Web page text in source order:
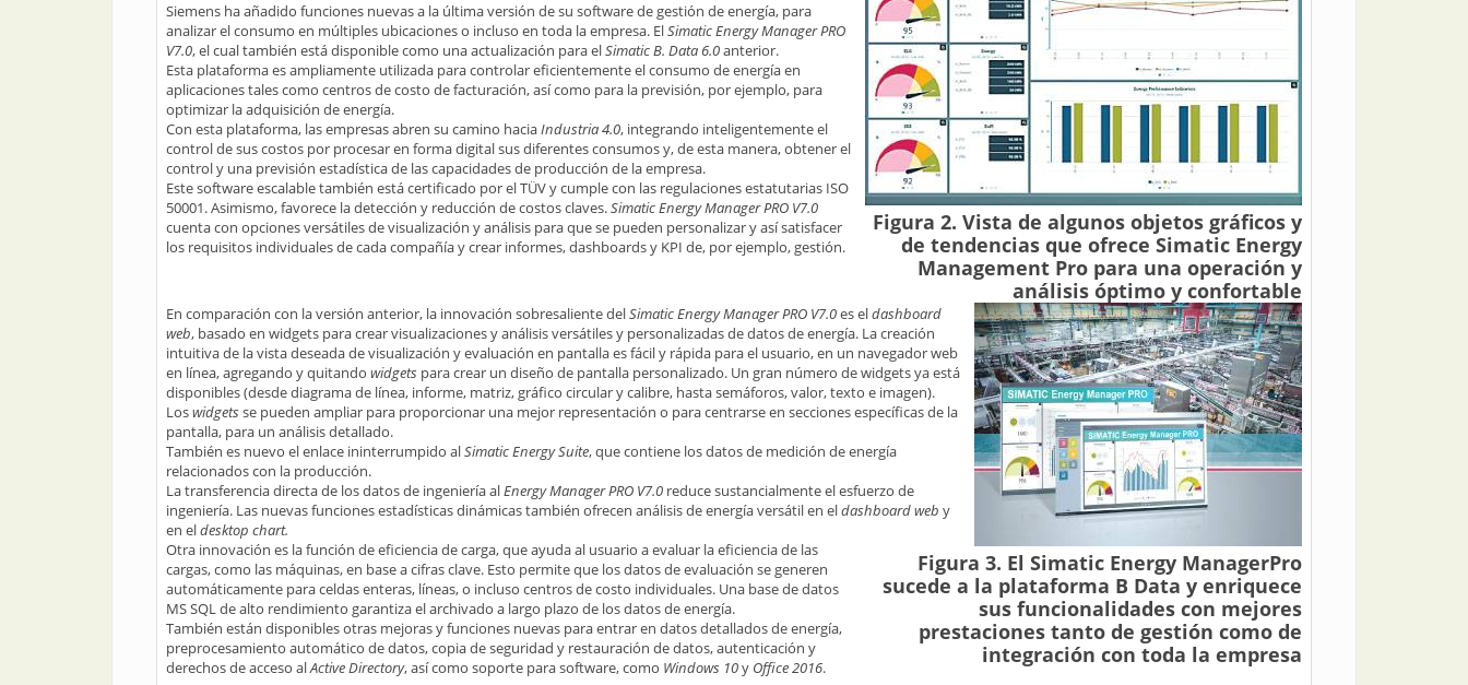
Figura 2. Vista de algunos objetos gráficos y
de tendencias que ofrece Simatic Energy
Management Pro para una operación y
análisis óptimo y confortable
Siemens ha añadido funciones nuevas a la última versión de su software de gestión de energía, para
analizar el consumo en múltiples ubicaciones o incluso en toda la empresa. ElSimatic Energy Manager PRO
V7.0, el cual también está disponible como una actualización para elSimatic B. Data 6.0anterior.
Esta plataforma es ampliamente utilizada para controlar eficientemente el consumo de energía en
aplicaciones tales como centros de costo de facturación, así como para la previsión, por ejemplo, para
optimizar la adquisición de energía.
Con esta plataforma, las empresas abren su camino haciaIndustria 4.0, integrando inteligentemente el
control de sus costos por procesar en forma digital sus diferentes consumos y, de esta manera, obtener el
control y una previsión estadística de las capacidades de producción de la empresa.
Este software escalable también está certificado por el TÜV y cumple con las regulaciones estatutarias ISO
50001. Asimismo, favorece la detección y reducción de costos claves.Simatic Energy Manager PRO V7.0
cuenta con opciones versátiles de visualización y análisis para que se pueden personalizar y así satisfacer
los requisitos individuales de cada compañía y crear informes, dashboards y KPI de, por ejemplo, gestión.
Figura 3. El Simatic Energy ManagerPro
sucede a la plataforma B Data y enriquece
sus funcionalidades con mejores
prestaciones tanto de gestión como de
integración con toda la empresa
En comparación con la versión anterior, la innovación sobresaliente delSimatic Energy Manager PRO V7.0es eldashboard
web, basado en widgets para crear visualizaciones y análisis versátiles y personalizadas de datos de energía. La creación
intuitiva de la vista deseada de visualización y evaluación en pantalla es fácil y rápida para el usuario, en un navegador web
en línea, agregando y quitando widgets para crear un diseño de pantalla personalizado. Un gran número de widgets ya está
disponibles (desde diagrama de línea, informe, matriz, gráfico circular y calibre, hasta semáforos, valor, texto e imagen).
Loswidgetsse pueden ampliar para proporcionar una mejor representación o para centrarse en secciones específicas de la
pantalla, para un análisis detallado.
También es nuevo el enlace ininterrumpido alSimatic Energy Suite, que contiene los datos de medición de energía
relacionados con la producción.
La transferencia directa de los datos de ingeniería alEnergy Manager PRO V7.0 reduce sustancialmente el esfuerzo de
ingeniería. Las nuevas funciones estadísticas dinámicas también ofrecen análisis de energía versátil en eldashboard web y
en eldesktop chart.
Otra innovación es la función de eficiencia de carga, que ayuda al usuario a evaluar la eficiencia de las
cargas, como las máquinas, en base a cifras clave. Esto permite que los datos de evaluación se generen
automáticamente para celdas enteras, líneas, o incluso centros de costo individuales. Una base de datos
MS SQL de alto rendimiento garantiza el archivado a largo plazo de los datos de energía.
También están disponibles otras mejoras y funciones nuevas para entrar en datos detallados de energía,
preprocesamiento automático de datos, copia de seguridad y restauración de datos, autenticación y
derechos de acceso alActive Directory, así como soporte para software, como Windows 10y Office 2016.